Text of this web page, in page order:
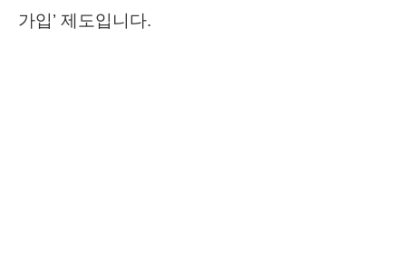
가입’ 제도입니다.